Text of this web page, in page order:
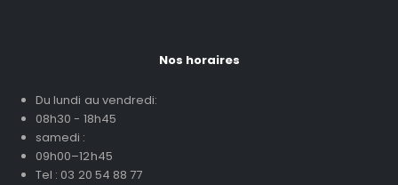
Nos horaires
Du lundi au vendredi:
08h30 - 18h45
samedi :
09h00–12h45
Tel : 03 20 54 88 77